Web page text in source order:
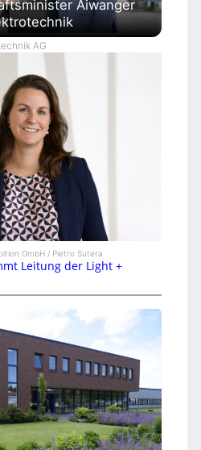
Aiwanger
AG
GmbH / Pietro Sutera
Leitung der Light +